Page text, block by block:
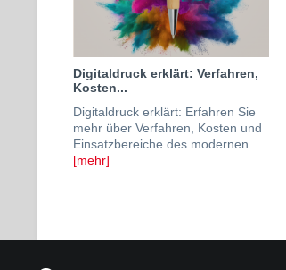
Digitaldruck erklärt: Verfahren,
Kosten...
Digitaldruck erklärt: Erfahren Sie
mehr über Verfahren, Kosten und
Einsatzbereiche des modernen...
[mehr]